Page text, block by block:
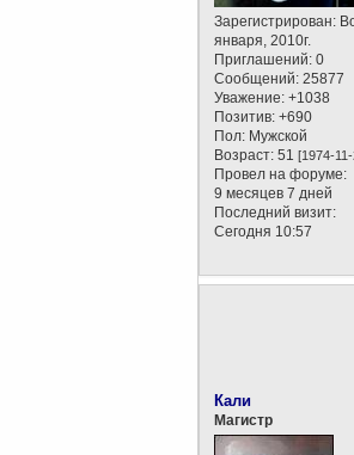
Зарегистрирован:
января, 2010г.
Приглашений: 0
Сообщений: 25877
Уважение: +1038
Позитив: +690
Пол: Мужской
Возраст: 51[1974-
Провел на форуме:
9 месяцев 7 дней
Последний визит:
Сегодня 10:57
Кали
Магистр